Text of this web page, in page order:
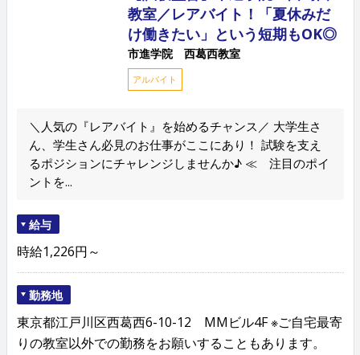
教室／レアバイト！「夏休みだ
け働きたい」という短期もOK◎
市進学院 西葛西教室
アルバイト
＼人気の『レアバイト』を始めるチャンス／ 大学生さ
ん、学生さん必見のお仕事がここにあり！ 試験を支え
るポジションにチャレンジしませんか♪ ≪ 注目のポイ
ントを...
給与
時給1,226円～
勤務地
東京都江戸川区西葛西6-10-12 MMビル4F ※ご自宅最寄
りの教室以外での勤務をお願いすることもあります。